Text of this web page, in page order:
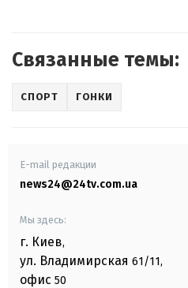
Связанные темы:
СПОРТ ГОНКИ
E-mail редакции
news24@24tv.com.ua
Мы здесь:
г. Киев,
ул. Владимирская 61/11,
офис 50